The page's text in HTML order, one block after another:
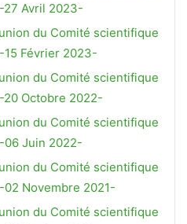
27 Avril 2023-
du Comité scientifique
Février 2023-
du Comité scientifique
Octobre 2022-
du Comité scientifique
06 Juin 2022-
du Comité scientifique
Novembre 2021-
du Comité scientifique